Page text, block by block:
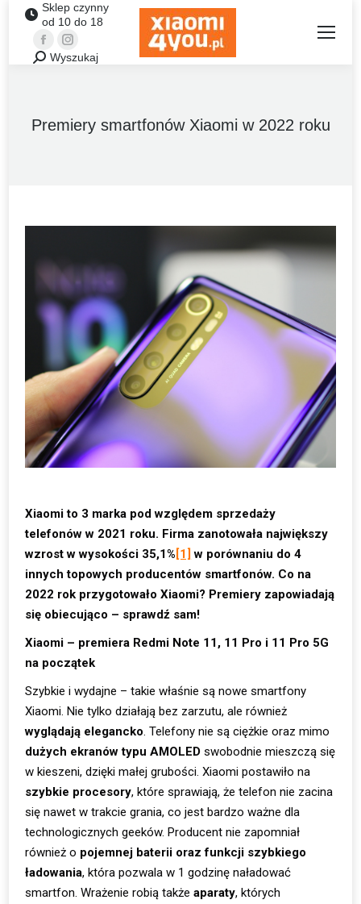
Sklep czynny
od 10 do 18
FacebookInstagram
Szukaj:Wyszukaj
Premiery smartfonów Xiaomi w 2022 roku
Xiaomi to 3 marka pod względem sprzedaży
telefonów w 2021 roku. Firma zanotowała największy
wzrost w wysokości 35,1% [1]
w porównaniu do 4
innych topowych producentów smartfonów. Co na
2022 rok przygotowało Xiaomi? Premiery zapowiadają
się obiecująco – sprawdź sam!
Xiaomi – premiera Redmi Note 11, 11 Pro i 11 Pro 5G
na początek
Szybkie i wydajne – takie właśnie są nowe smartfony
Xiaomi. Nie tylko działają bez zarzutu, ale również
wyglądają elegancko. Telefony nie są ciężkie oraz mimo
dużych ekranów typu AMOLED swobodnie mieszczą się
w kieszeni, dzięki małej grubości. Xiaomi postawiło na
szybkie procesory, które sprawiają, że telefon nie zacina
się nawet w trakcie grania, co jest bardzo ważne dla
technologicznych geeków. Producent nie zapomniał
również o pojemnej baterii oraz funkcji szybkiego
ładowania, która pozwala w 1 godzinę naładować
smartfon. Wrażenie robią takżeaparaty, których